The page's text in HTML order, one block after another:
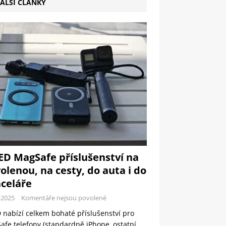
ČLÁNKY
MagSafe příslušenství na
na cesty, do auta i do
Komentáře nejsou povolené
nabízí celkem bohaté příslušenství pro
telefony (standardně iPhone, ostatní